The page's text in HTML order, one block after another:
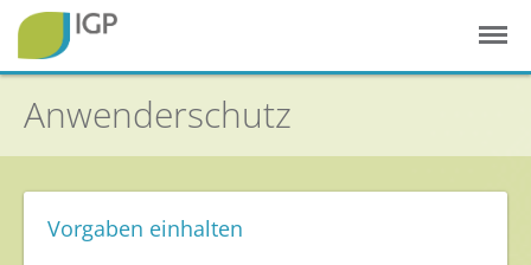
Startseite
Anwenderschutz
Vorgaben einhalten